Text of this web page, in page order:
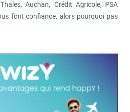
Auchan, Crédit Agricole, PSA
font confiance, alors pourquoi pas